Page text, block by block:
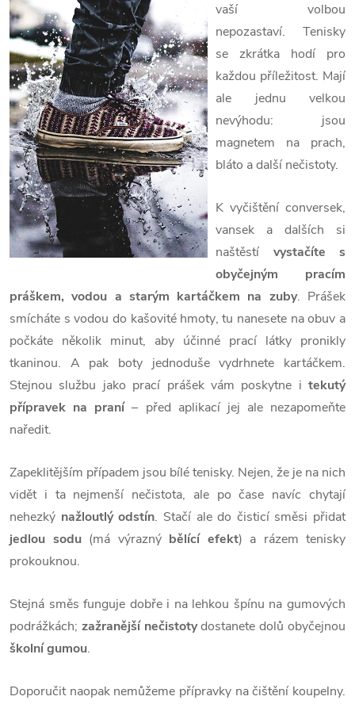
vaší volbou
nepozastaví. Tenisky
se zkrátka hodí pro
každou příležitost. Mají
ale jednu velkou
nevýhodu: jsou
magnetem na prach,
bláto a další nečistoty.
K vyčištění conversek,
vansek a dalších si
naštěstí vystačíte s
obyčejným pracím
práškem, vodou a starým kartáčkem na zuby. Prášek
smícháte s vodou do kašovité hmoty, tu nanesete na obuv a
počkáte několik minut, aby účinné prací látky pronikly
tkaninou. A pak boty jednoduše vydrhnete kartáčkem.
Stejnou službu jako prací prášek vám poskytne i tekutý
přípravek na praní– před aplikací jej ale nezapomeňte
naředit.
Zapeklitějším případem jsou bílé tenisky. Nejen, že je na nich
vidět i ta nejmenší nečistota, ale po čase navíc chytají
nehezký nažloutlý odstín. Stačí ale do čisticí směsi přidat
jedlou sodu(má výrazný bělící efekt) a rázem tenisky
prokouknou.
Stejná směs funguje dobře i na lehkou špínu na gumových
podrážkách; zažranější nečistotydostanete dolů obyčejnou
školní gumou.
Doporučit naopak nemůžeme přípravky na čištění koupelny.